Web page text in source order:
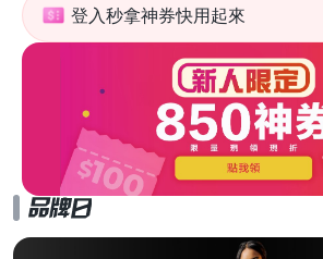
登入秒拿神券快用起來